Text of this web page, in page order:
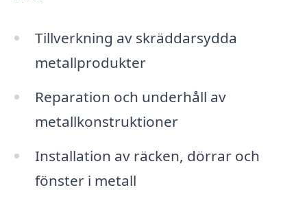
Tillverkning av skräddarsydda
metallprodukter
Reparation och underhåll av
metallkonstruktioner
Installation av räcken, dörrar och
fönster i metall